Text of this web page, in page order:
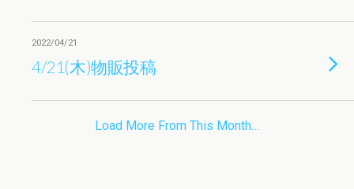
2022/04/21
4/21(木)物販投稿
Load More From This Month…